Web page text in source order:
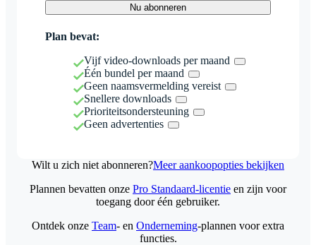
Nu abonneren
Plan bevat:
Vijf video-downloads per maand
Één bundel per maand
Geen naamsvermelding vereist
Snellere downloads
Prioriteitsondersteuning
Geen advertenties
Wilt u zich niet abonneren?Meer aankoopopties bekijken
Plannen bevatten onze Pro Standaard-licentie en zijn voor
toegang door één gebruiker.
Ontdek onze Team- en Onderneming-plannen voor extra
functies.